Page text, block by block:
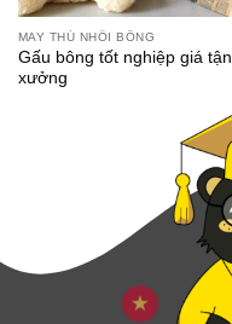
MAY THÚ NHỒI BÔNG
Gấu bông tốt nghiệp giá tận
xưởng